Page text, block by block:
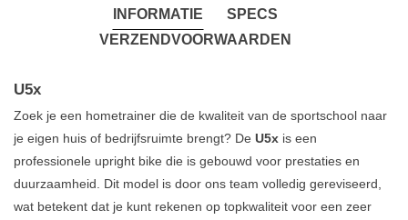
INFORMATIE
SPECS
VERZENDVOORWAARDEN
U5x
Zoek je een hometrainer die de kwaliteit van de sportschool naar
je eigen huis of bedrijfsruimte brengt? De U5x is een
professionele upright bike die is gebouwd voor prestaties en
duurzaamheid. Dit model is door ons team volledig gereviseerd,
wat betekent dat je kunt rekenen op topkwaliteit voor een zeer